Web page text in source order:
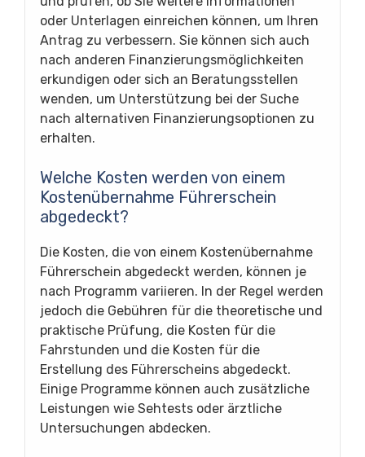
oder Unterlagen einreichen können, um Ihren
Antrag zu verbessern. Sie können sich auch
nach anderen Finanzierungsmöglichkeiten
erkundigen oder sich an Beratungsstellen
wenden, um Unterstützung bei der Suche
nach alternativen Finanzierungsoptionen zu
erhalten.
Welche Kosten werden von einem
Kostenübernahme Führerschein
abgedeckt?
Die Kosten, die von einem Kostenübernahme
Führerschein abgedeckt werden, können je
nach Programm variieren. In der Regel werden
jedoch die Gebühren für die theoretische und
praktische Prüfung, die Kosten für die
Fahrstunden und die Kosten für die
Erstellung des Führerscheins abgedeckt.
Einige Programme können auch zusätzliche
Leistungen wie Sehtests oder ärztliche
Untersuchungen abdecken.